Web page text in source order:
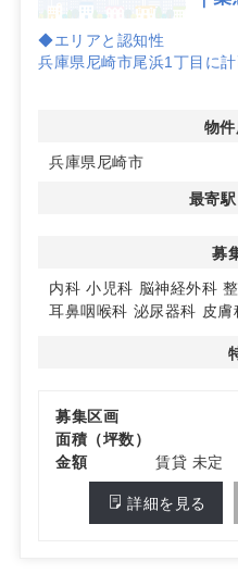
◆エリアと認知性
兵庫県尼崎市尾浜1丁目に
ト。所在地が明確で地域名
本物件は計画物件のため、
時期や必要要件の整理から
内科、小児科、脳神経外科
科、耳鼻咽喉科、泌尿器科
募集。詳細はお問い合わせ
物
兵庫県尼崎市
最寄
募
内科 小児科 脳神経外科
耳鼻咽喉科 泌尿器科 皮膚
募集区画
面積（坪数）
金額
賃貸 未定
詳細を見る